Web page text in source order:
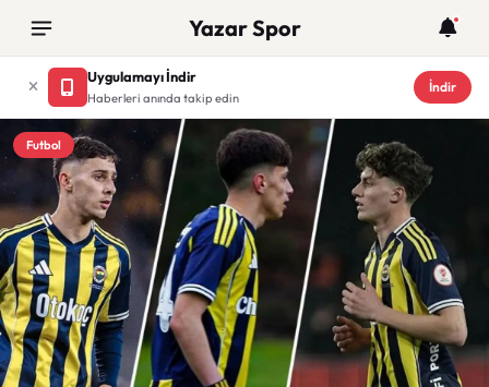
Yazar Spor
Uygulamayı İndir
Haberleri anında takip edin
İndir
Futbol